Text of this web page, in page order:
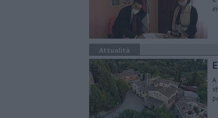
Attualità